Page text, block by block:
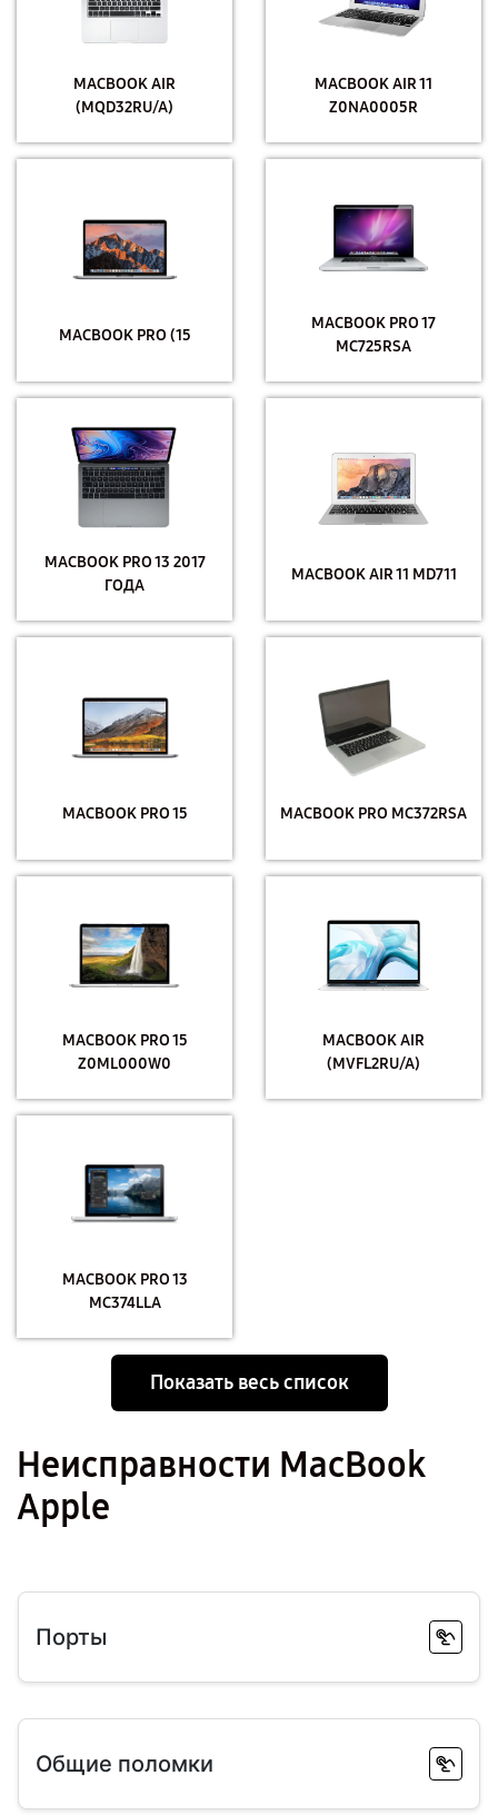
MACBOOK AIR
(MQD32RU/A)
MACBOOK AIR 11
Z0NA0005R
MACBOOK PRO (15
MACBOOK PRO 17
MC725RSA
MACBOOK PRO 13 2017
ГОДА
MACBOOK AIR 11 MD711
MACBOOK PRO 15 MACBOOK PRO MC372RSA
MACBOOK PRO 15
Z0ML000W0
MACBOOK AIR
(MVFL2RU/A)
MACBOOK PRO 13
MC374LLA
Показать весь список
Неисправности MacBook
Apple
Порты
Общие поломки